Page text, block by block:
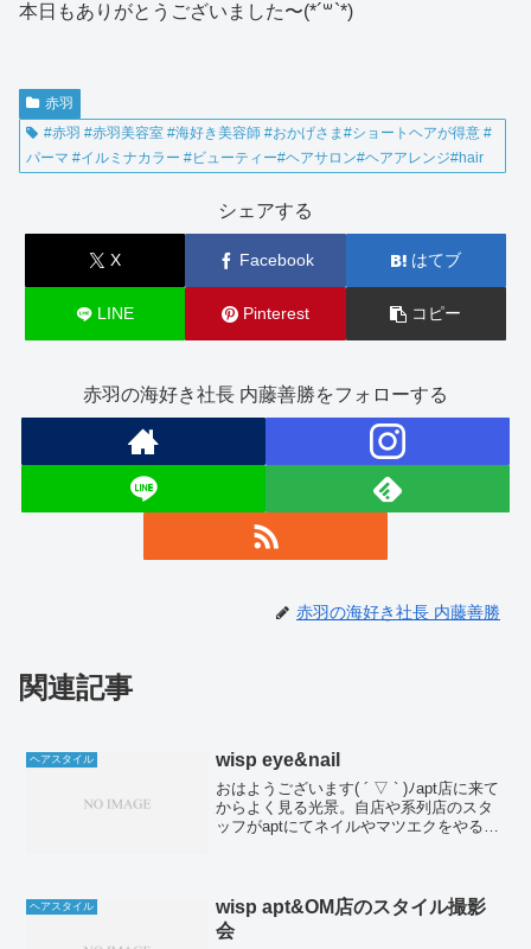
本日もありがとうございました〜(*´꒳`*)
赤羽
#赤羽 #赤羽美容室 #海好き美容師 #おかげさま#ショートヘアが得意 #
パーマ #イルミナカラー #ビューティー#ヘアサロン#ヘアアレンジ#hair
シェアする
X Facebook はてブ
LINE Pinterest コピー
赤羽の海好き社長 内藤善勝をフォローする
赤羽の海好き社長 内藤善勝
関連記事
ヘアスタイル wisp eye&nail
おはようございます( ´ ▽ ` )ﾉapt店に来て
からよく見る光景。自店や系列店のスタ
ッフがaptにてネイルやマツエクをやる
店...
ヘアスタイル
wisp apt&OM店のスタイル撮影
会